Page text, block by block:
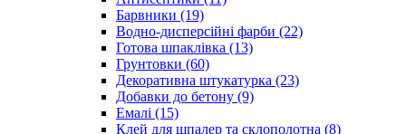
Барвники (19)
Водно-дисперсійні фарби (22)
Готова шпаклівка (13)
Грунтовки (60)
Декоративна штукатурка (23)
Добавки до бетону (9)
Емалі (15)
Клей для шпалер та склополотна (8)